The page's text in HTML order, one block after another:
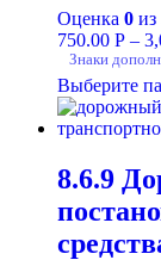
Оценка 0 из
750.00 Р –
Знаки
Выберите
8.6.9